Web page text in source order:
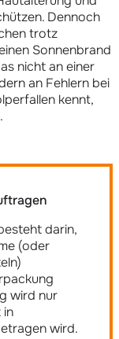
Dennoch
trotz
Sonnenbrand
nicht an einer
an Fehlern bei
kennt,
darin,
(oder
wird nur
in
wird.